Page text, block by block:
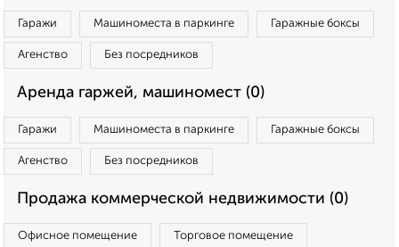
Гаражи Машиноместа в паркинге Гаражные боксы
Агенство Без посредников
Аренда гаржей, машиномест (0)
Гаражи Машиноместа в паркинге Гаражные боксы
Агенство Без посредников
Продажа коммерческой недвижимости (0)
Офисное помещение Торговое помещение